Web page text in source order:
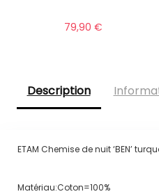
79,90 €
Description
ETAM Chemise de nuit ‘BEN’
Matériau:Coton=100%